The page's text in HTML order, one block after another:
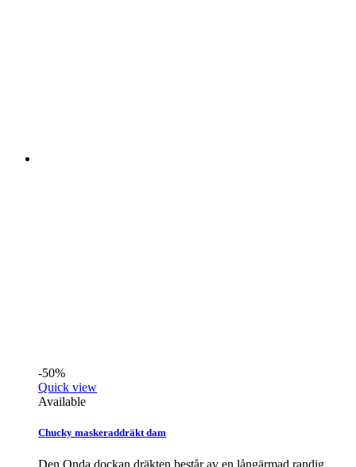
-50%
Quick view
Available
Chucky maskeraddräkt dam
Den Onda dockan dräkten består av en långärmad randig